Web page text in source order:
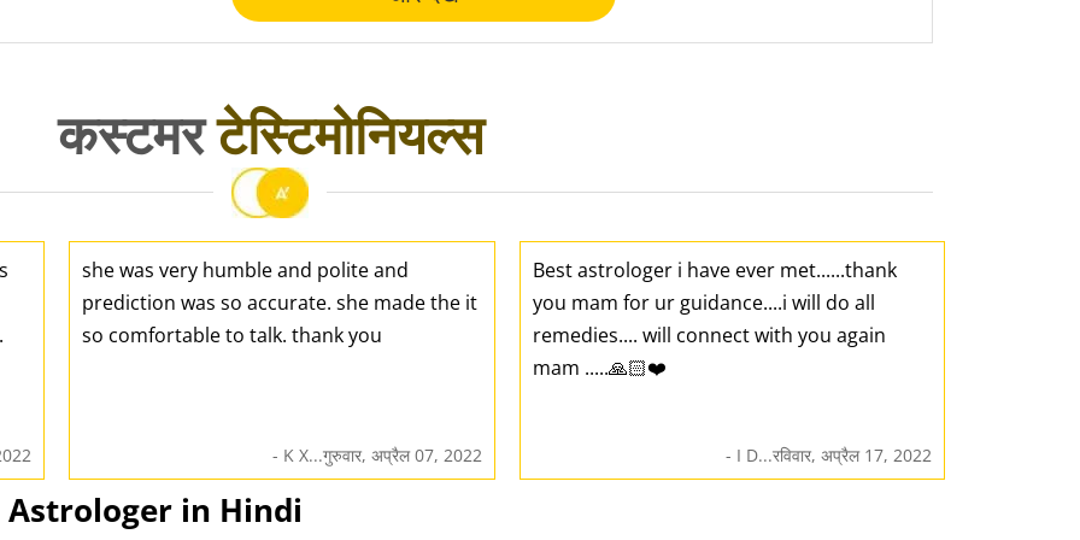
कस्टमरटेस्टिमोनियल्स
she was very humble and polite and
prediction was so accurate. she made the it
so comfortable to talk. thank you
- K X...गुरुवार, अप्रैल 07, 2022
Best astrologer i have ever met......thank
you mam for ur guidance....i will do all
remedies.... will connect with you again
mam .....🙏🏻❤️
- I D...रविवार, अप्रैल 17, 2022
Astrologer in Hindi